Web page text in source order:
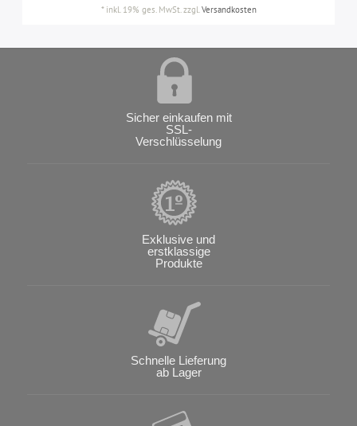
* inkl. 19% ges. MwSt.zzgl.Versandkosten
Sicher einkaufen mit
SSL-
Verschlüsselung
Exklusive und
erstklassige
Produkte
Schnelle Lieferung
ab Lager